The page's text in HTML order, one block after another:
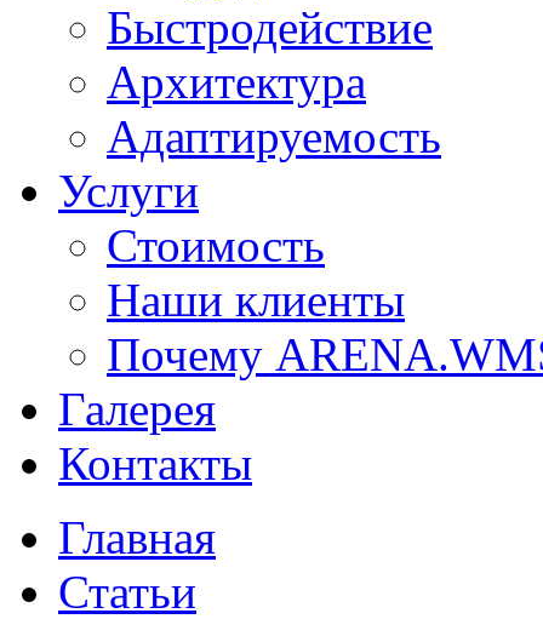
Быстродействие
Архитектура
Адаптируемость
Услуги
Стоимость
Наши клиенты
Почему
Галерея
Контакты
Главная
Статьи